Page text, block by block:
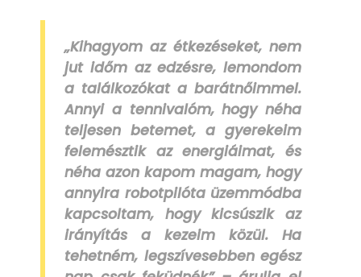
„Kihagyom az étkezéseket, nem
jut időm az edzésre, lemondom
a találkozókat a barátnőimmel.
Annyi a tennivalóm, hogy néha
teljesen betemet, a gyerekeim
felemésztik az energiáimat, és
néha azon kapom magam, hogy
annyira robotpilóta üzemmódba
kapcsoltam, hogy kicsúszik az
irányítás a kezeim közül. Ha
tehetném, legszívesebben egész